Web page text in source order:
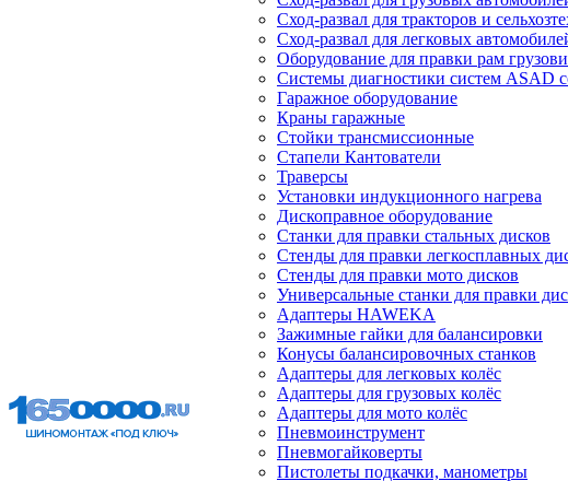
Сход-развал для тракторов и
Сход-развал для легковых
Оборудование для правки рам
Системы диагностики систем ASAD
Гаражное оборудование
Краны гаражные
Стойки трансмиссионные
Стапели Кантователи
Траверсы
Установки индукционного нагрева
Дископравное оборудование
Станки для правки стальных дисков
Стенды для правки легкосплавных
Стенды для правки мото дисков
Универсальные станки для правки
Адаптеры HAWEKA
Зажимные гайки для балансировки
Конусы балансировочных станков
Адаптеры для легковых колёс
Адаптеры для грузовых колёс
Адаптеры для мото колёс
Пневмоинструмент
Пневмогайковерты
Пистолеты подкачки, манометры